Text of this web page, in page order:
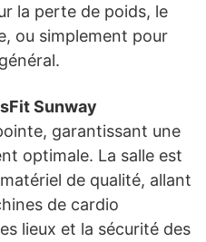
la perte de poids, le
ou simplement pour
Sunway
garantissant une
optimale. La salle est
de qualité, allant
de cardio
lieux et la sécurité des